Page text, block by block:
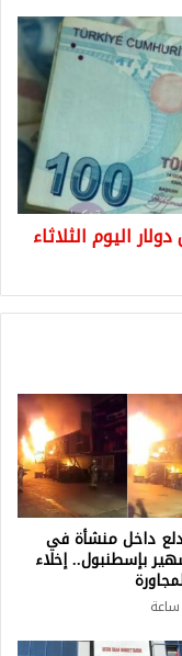
أعتاب 16 ليرة لكل دولار اليوم الثلاثاء
داخل منشأة في
بإسطنبول.. إخلاء